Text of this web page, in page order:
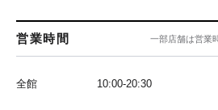
営業時間 一部店舗は営業
全館 10:00-20:30